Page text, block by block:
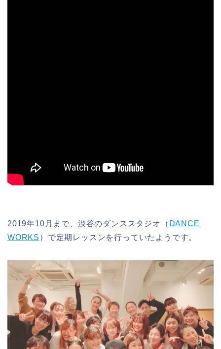
2019年10月まで、渋谷のダンススタジオ（ DANCE
WORKS ）で定期レッスンを行っていたようです。